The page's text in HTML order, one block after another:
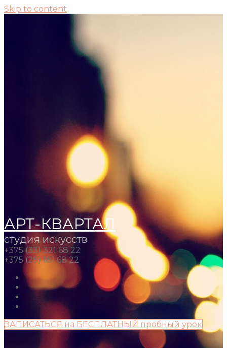
Skip to content
АРТ-КВАРТАЛ
студия искусств
+375 (33) 321 68 22
+375 (29) 181 68 22
ЗАПИСАТЬСЯ на БЕСПЛАТНЫЙ пробный урок